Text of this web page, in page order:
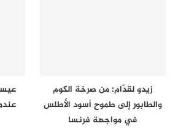
زيدو لقدّام: من صرخة الكوم
والطابور إلى طموح أسود الأطلس
في مواجهة فرنسا